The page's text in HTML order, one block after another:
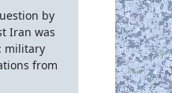
by
Iran was
military
from